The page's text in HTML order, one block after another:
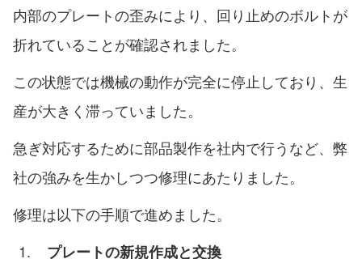
内部のプレートの歪みにより、回り止めのボルトが
折れていることが確認されました。
この状態では機械の動作が完全に停止しており、生
産が大きく滞っていました。
急ぎ対応するために部品製作を社内で行うなど、弊
社の強みを生かしつつ修理にあたりました。
修理は以下の手順で進めました。
プレートの新規作成と交換